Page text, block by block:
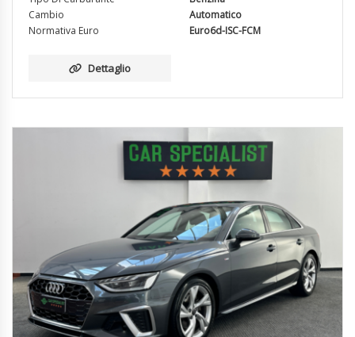
Cambio
Automatico
Normativa Euro
Euro6d-ISC-FCM
Dettaglio